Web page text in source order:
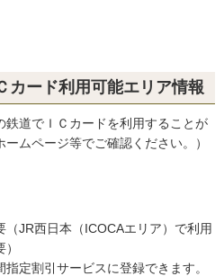
カード利用可能エリア情報
道でＩＣカードを利用することが
ムページ等でご確認ください。）
西日本（ICOCAエリア）で利用
割引サービスに登録できます。